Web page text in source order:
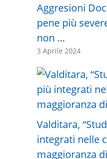
Aggresioni
pene più
non …
3 Aprile 2024
Valditara,
integrati nelle
maggioranza